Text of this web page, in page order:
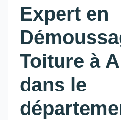
Expert en
Toiture à
dans le